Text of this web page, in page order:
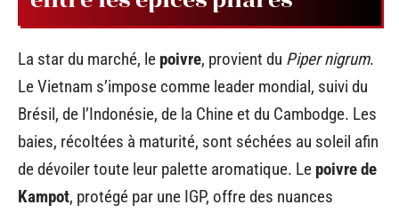
La star du marché, le poivre, provient du Piper nigrum.
Le Vietnam s’impose comme leader mondial, suivi du
Brésil, de l’Indonésie, de la Chine et du Cambodge. Les
baies, récoltées à maturité, sont séchées au soleil afin
de dévoiler toute leur palette aromatique. Le poivre de
Kampot, protégé par une IGP, offre des nuances